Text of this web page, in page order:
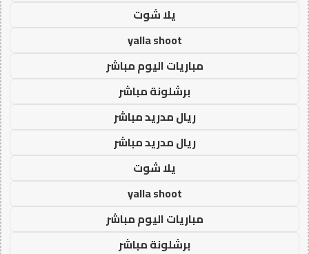
يلا شوت
yalla shoot
مباريات اليوم مباشر
برشلونة مباشر
ريال مدريد مباشر
ريال مدريد مباشر
يلا شوت
yalla shoot
مباريات اليوم مباشر
برشلونة مباشر